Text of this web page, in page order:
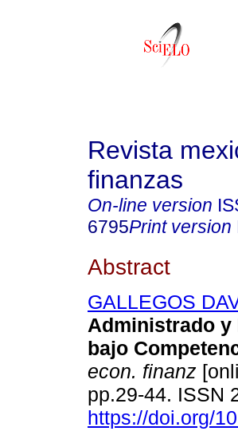
Revista
finanzas
On-line version
6795Print version
Abstract
GALLEGOS
Administrado y
bajo
econ. finanz
pp.29-44. ISSN
https://doi.org/